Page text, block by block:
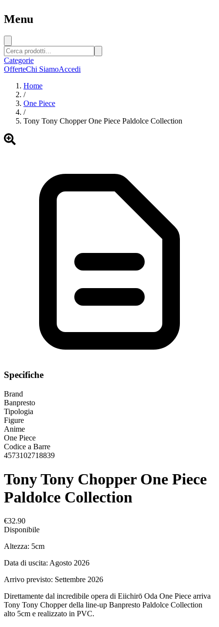
Menu
Categorie
OfferteChi SiamoAccedi
Home
/
One Piece
/
Tony Tony Chopper One Piece Paldolce Collection
Specifiche
Brand
Banpresto
Tipologia
Figure
Anime
One Piece
Codice a Barre
4573102718839
Tony Tony Chopper One Piece
Paldolce Collection
€32.90
Disponibile
Altezza: 5cm
Data di uscita: Agosto 2026
Arrivo previsto: Settembre 2026
Direttamente dal incredibile opera di Eiichirō Oda One Piece arriva
Tony Tony Chopper della line-up Banpresto Paldolce Collection
alto 5cm e realizzato in PVC.